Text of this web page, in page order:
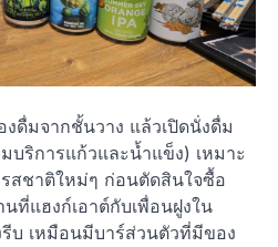
ดื่มจากชั้นวาง แล้วเปิดนั่งดื่ม
บริการแก้วและน้ำแข็ง) เหมาะ
สชาติใหม่ๆ ก่อนตัดสินใจซื้อ
ที่แฮงก์เอาต์กับเพื่อนฝูงใน
รีบ เหมือนมีบาร์ส่วนตัวที่มีของ